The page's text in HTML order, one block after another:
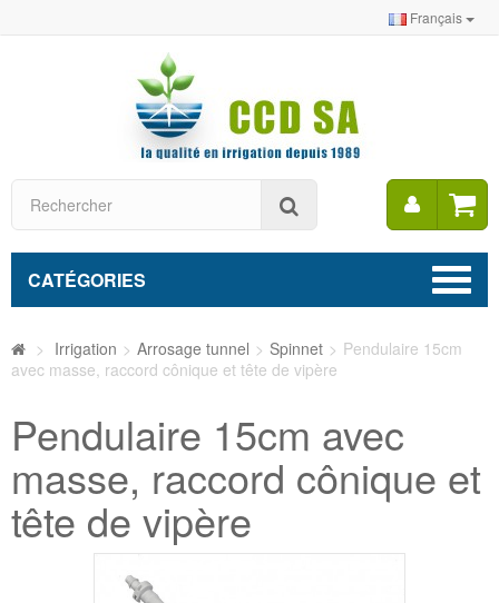
Français
Mon
CATÉGORIES
> Irrigation > Arrosage tunnel > Spinnet > Pendulaire 15cm
avec masse, raccord cônique et tête de vipère
Pendulaire 15cm avec
masse, raccord cônique et
tête de vipère